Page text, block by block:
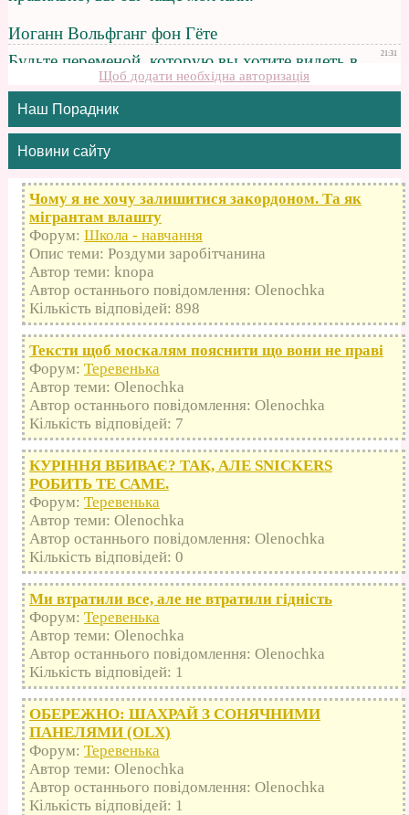
Щоб додати необхідна авторизація
Наш Порадник
Новини сайту
Чому я не хочу залишитися закордоном. Та як
мігрантам влашту
Форум: Школа - навчання
Опис теми: Роздуми заробітчанина
Автор теми: knopa
Автор останнього повідомлення: Olenochka
Кількість відповідей: 898
Тексти щоб москалям пояснити що вони не праві
Форум: Теревенька
Автор теми: Olenochka
Автор останнього повідомлення: Olenochka
Кількість відповідей: 7
КУРІННЯ ВБИВАЄ? ТАК, АЛЕ SNICKERS
РОБИТЬ ТЕ САМЕ.
Форум: Теревенька
Автор теми: Olenochka
Автор останнього повідомлення: Olenochka
Кількість відповідей: 0
Ми втратили все, але не втратили гідність
Форум: Теревенька
Автор теми: Olenochka
Автор останнього повідомлення: Olenochka
Кількість відповідей: 1
ОБЕРЕЖНО: ШАХРАЙ З СОНЯЧНИМИ
ПАНЕЛЯМИ (OLX)
Форум: Теревенька
Автор теми: Olenochka
Автор останнього повідомлення: Olenochka
Кількість відповідей: 1